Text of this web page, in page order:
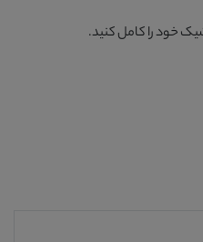
خود را کامل کنید.